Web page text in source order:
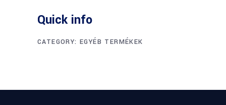
Quick info
CATEGORY:EGYÉB TERMÉKEK